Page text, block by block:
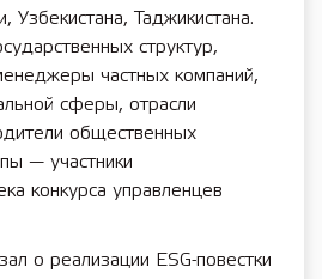
Узбекистана, Таджикистана.
структур,
частных компаний,
сферы, отрасли
общественных
— участники
конкурса управленцев
о реализации ESG-повестки